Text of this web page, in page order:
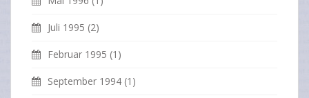
Juli 1995 (2)
Februar 1995 (1)
September 1994 (1)